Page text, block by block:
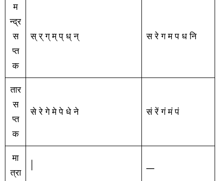
म
न्द्र
स
प्त
क
स् र् ग् म् प् ध् न् स रे ग म प ध नि
तार
स
प्त
क
से रे गे मे पे धे ने सं रें गं मं पं
मा
त्रा